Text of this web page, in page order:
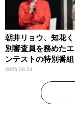
朝井リョウ、知花
別審査員を務めた
ンテストの特別番
なたに伝えたいこと
2026.08.04